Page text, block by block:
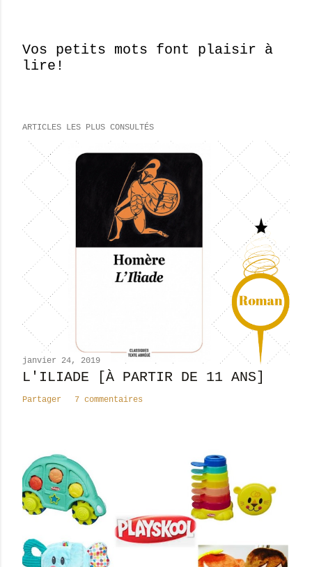
E
g
t
r
c
m
n
t
i
Vos petits mots font plaisir à
lire!
ARTICLES LES PLUS CONSULTÉS
janvier 24, 2019
L'ILIADE [À PARTIR DE 11 ANS]
Partager 7 commentaires